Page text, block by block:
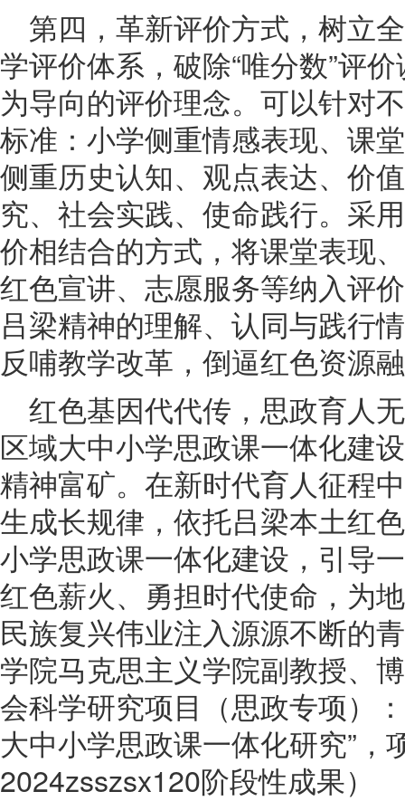
第四，革新评价方式，树立
学评价体系，破除“唯分数”评
为导向的评价理念。可以针对
标准：小学侧重情感表现、课
侧重历史认知、观点表达、价
究、社会实践、使命践行。采
价相结合的方式，将课堂表现
红色宣讲、志愿服务等纳入评
吕梁精神的理解、认同与践行
反哺教学改革，倒逼红色资源
红色基因代代传，思政育人
区域大中小学思政课一体化建
精神富矿。在新时代育人征程
生成长规律，依托吕梁本土红
小学思政课一体化建设，引导
红色薪火、勇担时代使命，为
民族复兴伟业注入源源不断的
学院马克思主义学院副教授、
会科学研究项目（思政专项）
大中小学思政课一体化研究”，
2024zsszsx120阶段性成果）